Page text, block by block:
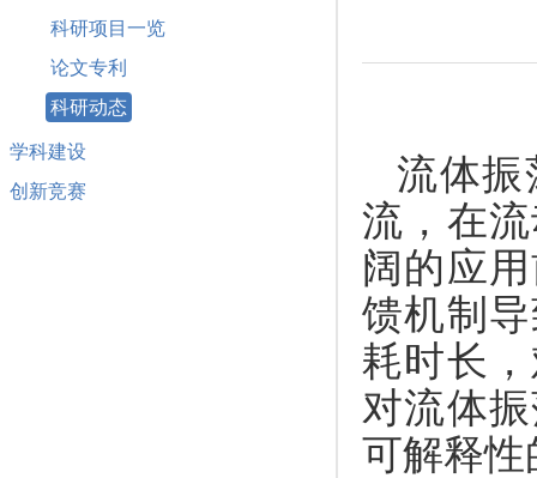
科研项目一览
论文专利
科研动态
学科建设
创新竞赛
流体振
流，在
阔的应
馈机制
耗时长
对流体
可解释性